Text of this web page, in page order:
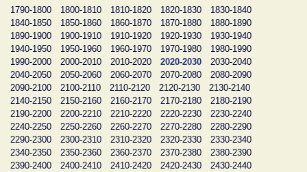
1790-1800
1800-1810 1810-1820 1820-1830
1830-1840
1840-1850
1850-1860 1860-1870 1870-1880
1880-1890
1890-1900
1900-1910 1910-1920 1920-1930
1930-1940
1940-1950
1950-1960 1960-1970 1970-1980
1980-1990
1990-2000
2000-2010 2010-2020 2020-2030
2030-2040
2040-2050
2050-2060 2060-2070 2070-2080
2080-2090
2090-2100
2100-2110 2110-2120 2120-2130
2130-2140
2140-2150
2150-2160 2160-2170 2170-2180
2180-2190
2190-2200
2200-2210 2210-2220 2220-2230
2230-2240
2240-2250
2250-2260 2260-2270 2270-2280
2280-2290
2290-2300
2300-2310 2310-2320 2320-2330
2330-2340
2340-2350
2350-2360 2360-2370 2370-2380
2380-2390
2390-2400
2400-2410 2410-2420 2420-2430
2430-2440